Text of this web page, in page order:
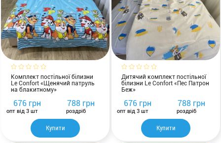
Комплект постільної білизни
Le Confort «Щенячий патруль
на блакитному»
Купити
676 грн
опт від 3 шт
788 грн
роздріб
Дитячий комплект постільної
білизни Le Confort «Пес Патрон
Беж»
Купити
676 грн
опт від 3 шт
788 грн
роздріб